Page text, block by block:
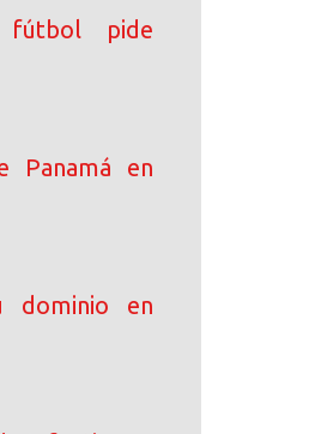
fútbol pide
Panamá en
dominio en